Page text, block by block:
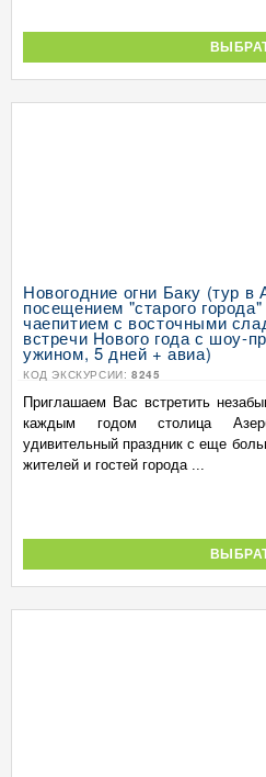
Новогодние огни Баку (тур в
посещением "старого
чаепитием с восточными
встречи Нового года с шоу-
ужином, 5 дней + авиа)
КОД ЭКСКУРСИИ: 8245
Приглашаем Вас встретить
каждым годом столица
удивительный праздник с еще
жителей и гостей города ...